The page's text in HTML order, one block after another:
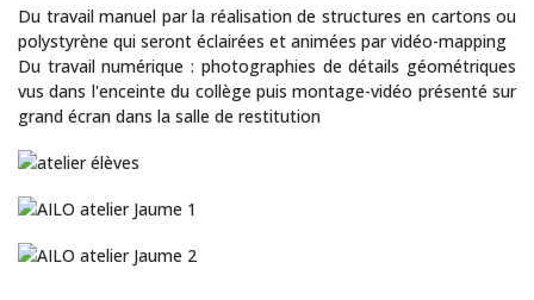
Du travail manuel par la réalisation de structures en cartons ou
polystyrène qui seront éclairées et animées par vidéo-mapping
Du travail numérique : photographies de détails géométriques
vus dans l'enceinte du collège puis montage-vidéo présenté sur
grand écran dans la salle de restitution